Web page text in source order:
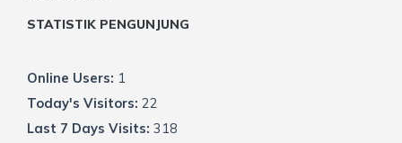
STATISTIK PENGUNJUNG
Online Users: 1
Today's Visitors: 22
Last 7 Days Visits: 318